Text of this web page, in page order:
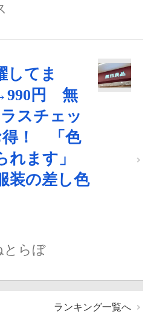
してま
円 無
スチェッ
得！ 「色
れます」
装の差し色
とらぼ
ランキング一覧へ